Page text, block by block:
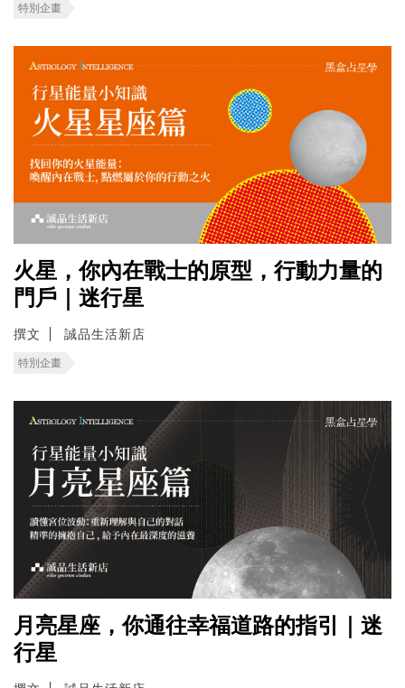
特別企畫
火星，你內在戰士的原型，行動力量的
門戶｜迷行星
撰文 誠品生活新店
特別企畫
月亮星座，你通往幸福道路的指引｜迷
行星